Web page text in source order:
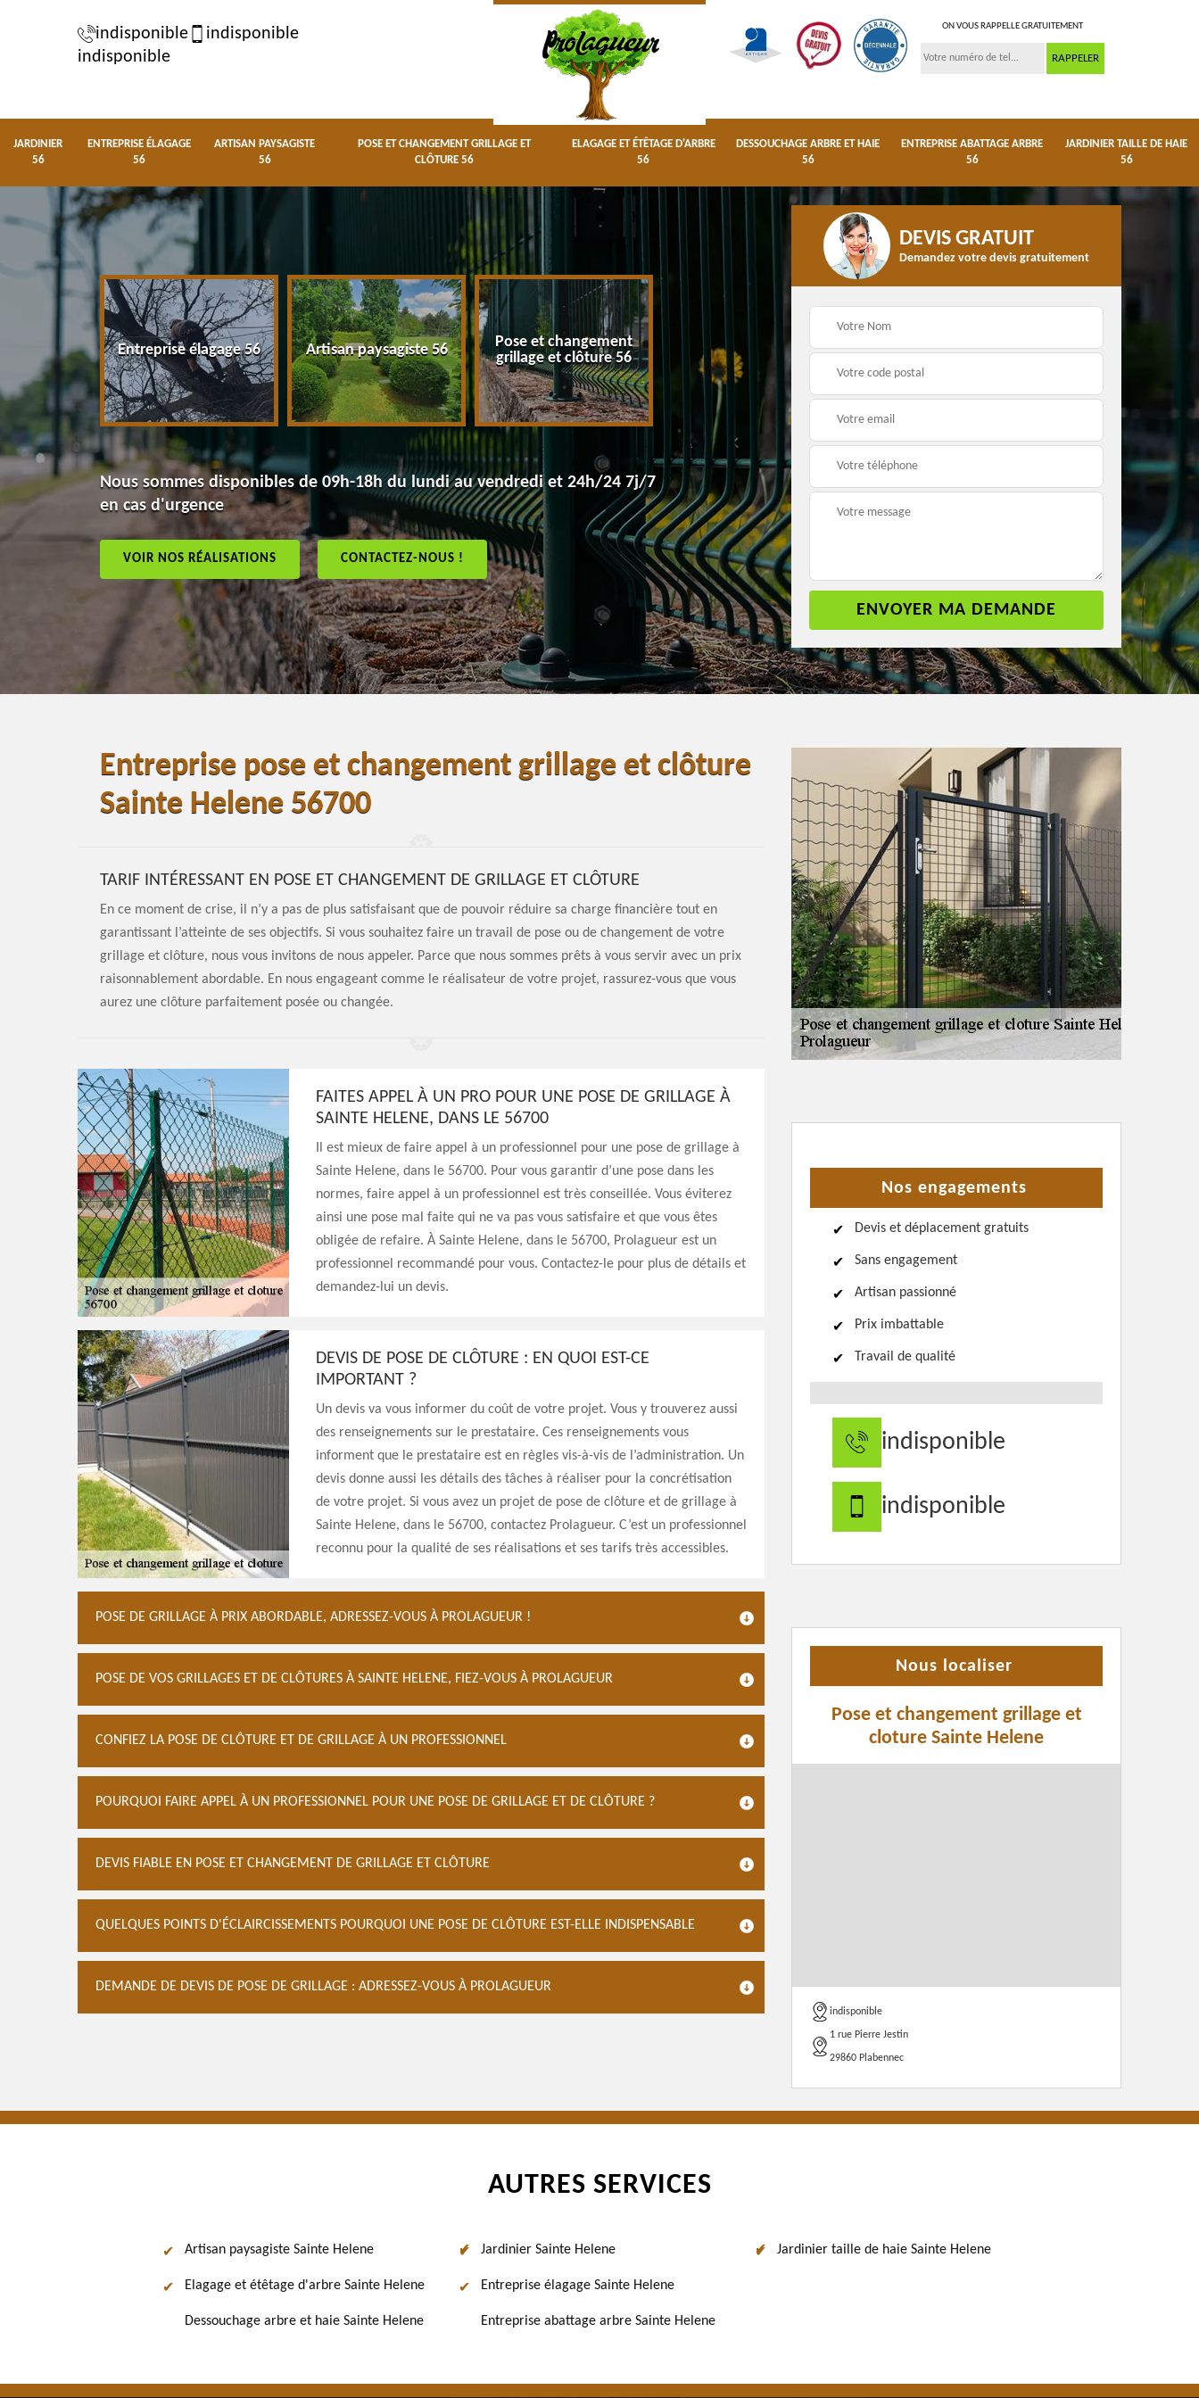
indisponible
indisponible
indisponible
ON VOUS RAPPELLE GRATUITEMENT
JARDINIER
56
ENTREPRISE ÉLAGAGE
56
ARTISAN PAYSAGISTE
56
POSE ET CHANGEMENT GRILLAGE ET
CLÔTURE 56
ELAGAGE ET ÉTÊTAGE D'ARBRE
56
DESSOUCHAGE ARBRE ET HAIE
56
ENTREPRISE ABATTAGE ARBRE
56
JARDINIER TAILLE DE HAIE
56
Entreprise élagage 56 Artisan paysagiste 56
Pose et changement
grillage et clôture 56
Elagage et étêtage
d'arbre 56
haie 56
Entreprise abattage
arbre 56
Nous sommes disponibles de 09h-18h du lundi au vendredi et 24h/24 7j/7
en cas d'urgence
VOIR NOS RÉALISATIONS CONTACTEZ-NOUS !
DEVIS GRATUIT
Demandez votre devis gratuitement
Entreprise pose et changement grillage et clôture
Sainte Helene 56700
TARIF INTÉRESSANT EN POSE ET CHANGEMENT DE GRILLAGE ET CLÔTURE
En ce moment de crise, il n’y a pas de plus satisfaisant que de pouvoir réduire sa charge financière tout en
garantissant l’atteinte de ses objectifs. Si vous souhaitez faire un travail de pose ou de changement de votre
grillage et clôture, nous vous invitons de nous appeler. Parce que nous sommes prêts à vous servir avec un prix
raisonnablement abordable. En nous engageant comme le réalisateur de votre projet, rassurez-vous que vous
aurez une clôture parfaitement posée ou changée.
FAITES APPEL À UN PRO POUR UNE POSE DE GRILLAGE À
SAINTE HELENE, DANS LE 56700
Il est mieux de faire appel à un professionnel pour une pose de grillage à
Sainte Helene, dans le 56700. Pour vous garantir d’une pose dans les
normes, faire appel à un professionnel est très conseillée. Vous éviterez
ainsi une pose mal faite qui ne va pas vous satisfaire et que vous êtes
obligée de refaire. À Sainte Helene, dans le 56700, Prolagueur est un
professionnel recommandé pour vous. Contactez-le pour plus de détails et
demandez-lui un devis.
DEVIS DE POSE DE CLÔTURE : EN QUOI EST-CE
IMPORTANT ?
Un devis va vous informer du coût de votre projet. Vous y trouverez aussi
des renseignements sur le prestataire. Ces renseignements vous
informent que le prestataire est en règles vis-à-vis de l’administration. Un
devis donne aussi les détails des tâches à réaliser pour la concrétisation
de votre projet. Si vous avez un projet de pose de clôture et de grillage à
Sainte Helene, dans le 56700, contactez Prolagueur. C’est un professionnel
reconnu pour la qualité de ses réalisations et ses tarifs très accessibles.
POSE DE GRILLAGE À PRIX ABORDABLE, ADRESSEZ-VOUS À PROLAGUEUR !
POSE DE VOS GRILLAGES ET DE CLÔTURES À SAINTE HELENE, FIEZ-VOUS À PROLAGUEUR
CONFIEZ LA POSE DE CLÔTURE ET DE GRILLAGE À UN PROFESSIONNEL
POURQUOI FAIRE APPEL À UN PROFESSIONNEL POUR UNE POSE DE GRILLAGE ET DE CLÔTURE ?
DEVIS FIABLE EN POSE ET CHANGEMENT DE GRILLAGE ET CLÔTURE
QUELQUES POINTS D'ÉCLAIRCISSEMENTS POURQUOI UNE POSE DE CLÔTURE EST-ELLE INDISPENSABLE
DEMANDE DE DEVIS DE POSE DE GRILLAGE : ADRESSEZ-VOUS À PROLAGUEUR
Nos engagements
Devis et déplacement gratuits
Sans engagement
Artisan passionné
Prix imbattable
Travail de qualité
indisponible
indisponible
Nous localiser
Pose et changement grillage et
cloture Sainte Helene
indisponible
1 rue Pierre Jestin
29860 Plabennec
AUTRES SERVICES
Artisan paysagiste Sainte Helene
Elagage et étêtage d'arbre Sainte Helene
Dessouchage arbre et haie Sainte Helene
Jardinier Sainte Helene
Entreprise élagage Sainte Helene
Entreprise abattage arbre Sainte Helene
Jardinier taille de haie Sainte Helene